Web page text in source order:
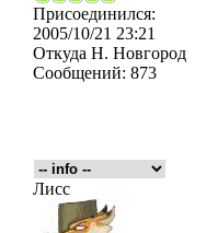
Присоединился:
2005/10/21 23:21
Откуда Н. Новгород
Сообщений: 873
Лисс